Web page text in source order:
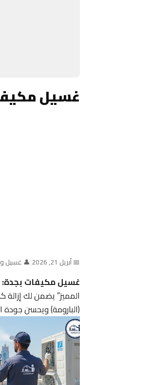
غسيل
📅 أبريل 21, 2026 |👤 غسيل
غسيل مكيفات بجدة:
المميز” يضمن لك إزالة
(البارومة) ويحسن